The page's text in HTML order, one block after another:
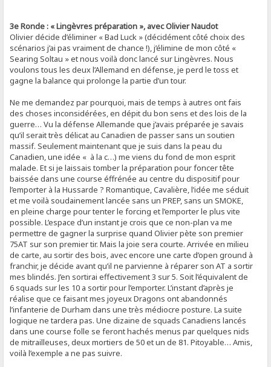
3e Ronde : « Lingèvres préparation », avec Olivier Naudot
Olivier décide d’éliminer « Bad Luck » (décidément côté choix des
scénarios j’ai pas vraiment de chance !), j’élimine de mon côté «
Searing Soltau » et nous voilà donc lancé sur Lingèvres. Nous
voulons tous les deux l’Allemand en défense, je perd le toss et
gagne la balance qui prolonge la partie d’un tour.
Ne me demandez par pourquoi, mais de temps à autres ont fais
des choses inconsidérées, en dépit du bon sens et des lois de la
guerre… Vu la défense Allemande que j’avais préparée je savais
qu’il serait très délicat au Canadien de passer sans un soutien
massif. Seulement maintenant que je suis dans la peau du
Canadien, une idée « à la c…) me viens du fond de mon esprit
malade. Et si je laissais tomber la préparation pour foncer tête
baissée dans une course éffrénée au centre du dispositif pour
l’emporter à la Hussarde ? Romantique, Cavalière, l’idée me séduit
et me voilà soudainement lancée sans un PREP, sans un SMOKE,
en pleine charge pour tenter le forcing et l’emporter le plus vite
possible. L’espace d’un instant je crois que ce non-plan va me
permettre de gagner la surprise quand Olivier pète son premier
75AT sur son premier tir. Mais la joie sera courte. Arrivée en milieu
de carte, au sortir des bois, avec encore une carte d’open ground à
franchir, je décide avant qu’il ne parvienne à réparer son AT a sortir
mes blindés. J’en sortirai effectivement 3 sur 5. Soit l’équivalent de
6 squads sur les 10 a sortir pour l’emporter. L’instant d’après je
réalise que ce faisant mes joyeux Dragons ont abandonnés
l’infanterie de Durham dans une très médiocre posture. La suite
logique ne tardera pas. Une dizaine de squads Canadiens lancés
dans une course folle se feront hachés menus par quelques nids
de mitrailleuses, deux mortiers de 50 et un de 81. Pitoyable… Amis,
voilà l’exemple a ne pas suivre.